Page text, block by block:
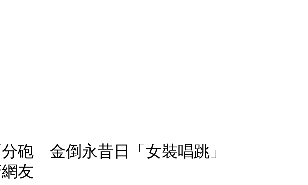
砲 金倒永昔日「女裝唱跳」
友